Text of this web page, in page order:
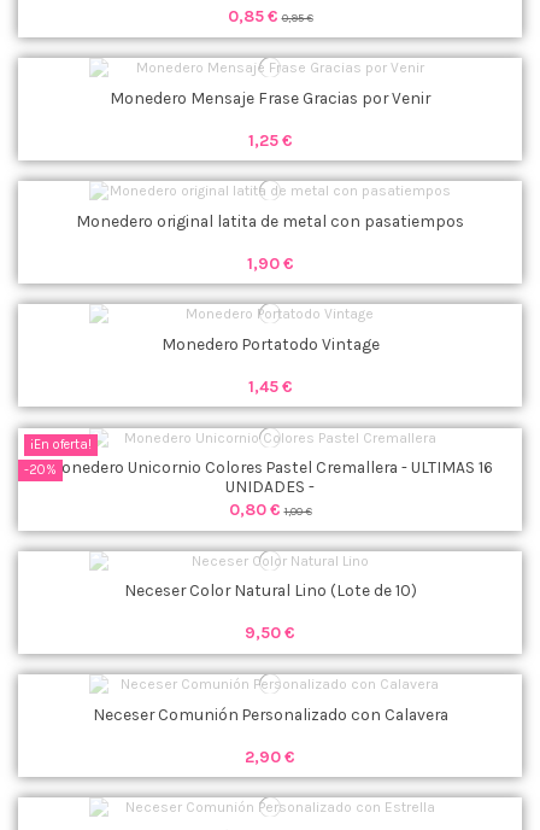
0,85 €0,95 €
Monedero Mensaje Frase Gracias por Venir
1,25 €
Monedero original latita de metal con pasatiempos
1,90 €
Monedero Portatodo Vintage
1,45 €
¡En oferta!
-20%Monedero Unicornio Colores Pastel Cremallera - ULTIMAS 16
UNIDADES -
0,80 €1,00 €
Neceser Color Natural Lino (Lote de 10)
9,50 €
Neceser Comunión Personalizado con Calavera
2,90 €